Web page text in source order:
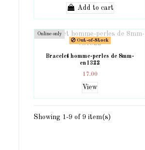
Add to cart
Online only
Out-of-Stock
Bracelet homme-perles de 8mm-
en1322
17.00
View
Showing 1-9 of 9 item(s)